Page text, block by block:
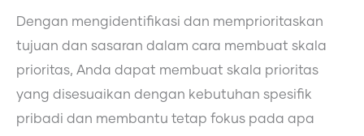
Dengan mengidentifikasi dan memprioritaskan
tujuan dan sasaran dalam cara membuat skala
prioritas, Anda dapat membuat skala prioritas
yang disesuaikan dengan kebutuhan spesifik
pribadi dan membantu tetap fokus pada apa